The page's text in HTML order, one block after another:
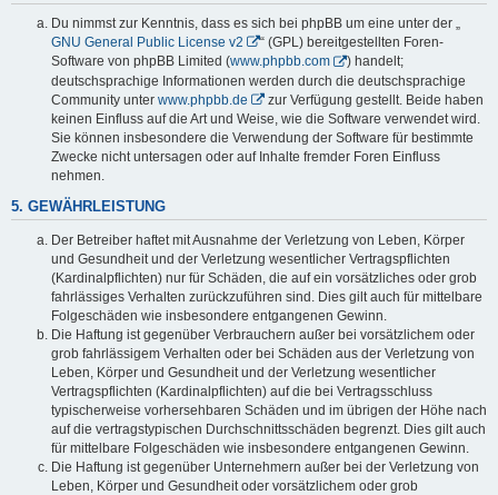
Du nimmst zur Kenntnis, dass es sich bei phpBB um eine unter der „
GNU General Public License v2
“ (GPL) bereitgestellten Foren-
Software von phpBB Limited (www.phpbb.com
) handelt;
deutschsprachige Informationen werden durch die deutschsprachige
Community unter www.phpbb.de
zur Verfügung gestellt. Beide haben
keinen Einfluss auf die Art und Weise, wie die Software verwendet wird.
Sie können insbesondere die Verwendung der Software für bestimmte
Zwecke nicht untersagen oder auf Inhalte fremder Foren Einfluss
nehmen.
5. GEWÄHRLEISTUNG
Der Betreiber haftet mit Ausnahme der Verletzung von Leben, Körper
und Gesundheit und der Verletzung wesentlicher Vertragspflichten
(Kardinalpflichten) nur für Schäden, die auf ein vorsätzliches oder grob
fahrlässiges Verhalten zurückzuführen sind. Dies gilt auch für mittelbare
Folgeschäden wie insbesondere entgangenen Gewinn.
Die Haftung ist gegenüber Verbrauchern außer bei vorsätzlichem oder
grob fahrlässigem Verhalten oder bei Schäden aus der Verletzung von
Leben, Körper und Gesundheit und der Verletzung wesentlicher
Vertragspflichten (Kardinalpflichten) auf die bei Vertragsschluss
typischerweise vorhersehbaren Schäden und im übrigen der Höhe nach
auf die vertragstypischen Durchschnittsschäden begrenzt. Dies gilt auch
für mittelbare Folgeschäden wie insbesondere entgangenen Gewinn.
Die Haftung ist gegenüber Unternehmern außer bei der Verletzung von
Leben, Körper und Gesundheit oder vorsätzlichem oder grob